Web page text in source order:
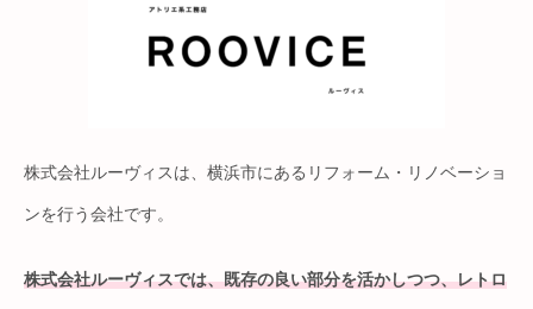
株式会社ルーヴィスは、横浜市にあるリフォーム・リノベーショ
ンを行う会社です。
株式会社ルーヴィスでは、既存の良い部分を活かしつつ、レトロ